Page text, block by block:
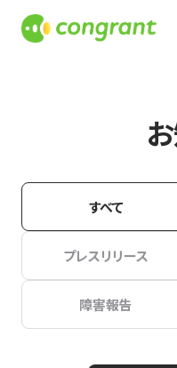
すべて
プレスリリース
障害報告